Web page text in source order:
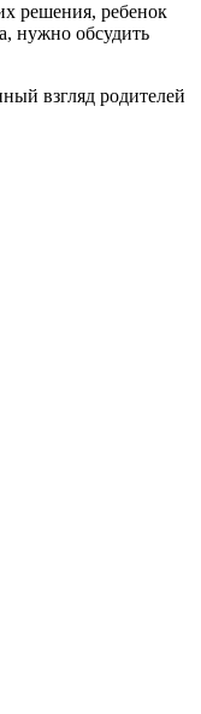
решения, ребенок
нужно обсудить
взгляд родителей